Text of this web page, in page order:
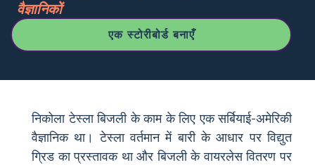
वैज्ञानिकों
एक स्टोरीबोर्ड बनाएँ
निकोला टेस्ला बिजली के काम के लिए एक सर्बियाई-अमेरिकी
वैज्ञानिक था। टेस्ला वर्तमान में बारी के आधार पर विद्युत
ग्रिड का प्रस्तावक था और बिजली के वायरलेस वितरण पर